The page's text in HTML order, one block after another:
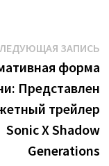
ЗАПИСЬ
форма
Представлен
трейлер
Sonic X Shadow
Generations